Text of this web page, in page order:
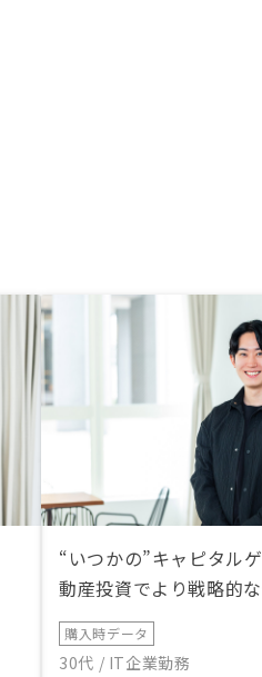
“いつかの”キャピタル
動産投資でより戦略的
購入時データ
30代 / IT企業勤務